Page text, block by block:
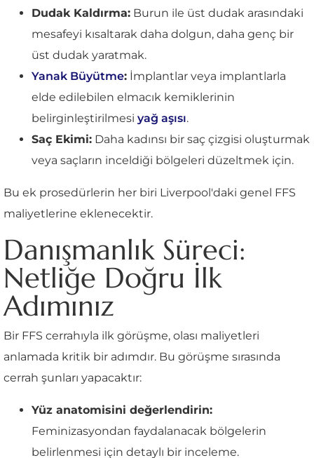
Dudak Kaldırma: Burun ile üst dudak arasındaki
mesafeyi kısaltarak daha dolgun, daha genç bir
üst dudak yaratmak.
Yanak Büyütme: İmplantlar veya implantlarla
elde edilebilen elmacık kemiklerinin
belirginleştirilmesi yağ aşısı.
Saç Ekimi: Daha kadınsı bir saç çizgisi oluşturmak
veya saçların inceldiği bölgeleri düzeltmek için.
Bu ek prosedürlerin her biri Liverpool'daki genel FFS
maliyetlerine eklenecektir.
Danışmanlık Süreci:
Netliğe Doğru İlk
Adımınız
Bir FFS cerrahıyla ilk görüşme, olası maliyetleri
anlamada kritik bir adımdır. Bu görüşme sırasında
cerrah şunları yapacaktır:
Yüz anatomisini değerlendirin:
Feminizasyondan faydalanacak bölgelerin
belirlenmesi için detaylı bir inceleme.